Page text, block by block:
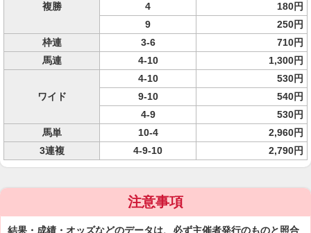
複勝
4
180円
9
250円
枠連
3-6
710円
馬連
4-10 1,300円
ワイド
4-10
530円
9-10
540円
4-9
530円
馬単
10-4
2,960円
3連複
4-9-10 2,790円
注意事項
結果・成績・オッズなどのデータは、必ず主催者発行のものと照合